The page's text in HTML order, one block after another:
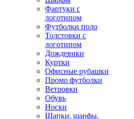
Фартуки с
логотипом
Футболки поло
Толстовки с
логотипом
Дождевики
Куртки
Офисные рубашки
Промо футболки
Ветровки
Обувь
Носки
Шапки, шарфы,